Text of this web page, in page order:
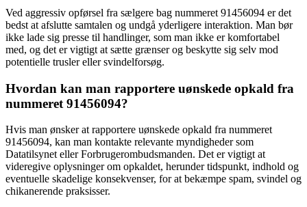
Ved aggressiv opførsel fra sælgere bag nummeret 91456094 er det
bedst at afslutte samtalen og undgå yderligere interaktion. Man bør
ikke lade sig presse til handlinger, som man ikke er komfortabel
med, og det er vigtigt at sætte grænser og beskytte sig selv mod
potentielle trusler eller svindelforsøg.
Hvordan kan man rapportere uønskede opkald fra
nummeret 91456094?
Hvis man ønsker at rapportere uønskede opkald fra nummeret
91456094, kan man kontakte relevante myndigheder som
Datatilsynet eller Forbrugerombudsmanden. Det er vigtigt at
videregive oplysninger om opkaldet, herunder tidspunkt, indhold og
eventuelle skadelige konsekvenser, for at bekæmpe spam, svindel og
chikanerende praksisser.